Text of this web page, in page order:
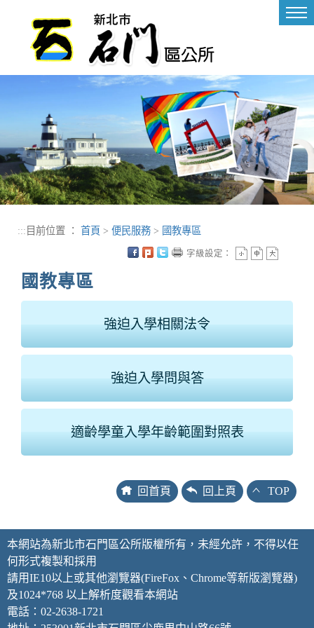
::: 目前位置 ： 首頁 > 便民服務 > 國教專區
國教專區
字級設定：
強迫入學相關法令
強迫入學問與答
適齡學童入學年齡範圍對照表
回首頁 回上頁 TOP
本網站為新北市石門區公所版權所有，未經允許，不得以任
何形式複製和採用
請用IE10以上或其他瀏覽器(FireFox、Chrome等新版瀏覽器)
及1024*768 以上解析度觀看本網站
電話：02-2638-1721